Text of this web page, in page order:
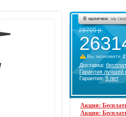
В наличии: на
28700р.
Вы экономите
Доставка:
Гарантия лучшей
Гарантия:5 лет
Акция:
Акция: